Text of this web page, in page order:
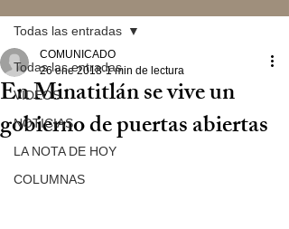
Todas las entradas
VIDEOS
NOTICIAS
LA NOTA DE HOY
COLUMNAS
Todas las entradas
En Minatitlán se vive un
gobierno de puertas abiertas
COMUNICADO
26 ene 2018 1 min de lectura